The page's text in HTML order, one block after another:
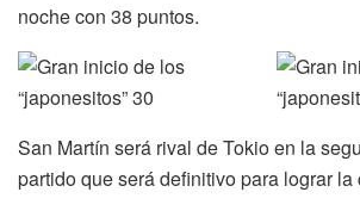
noche con 38 puntos.
San Martín será rival de Tokio en la
partido que será definitivo para lograr